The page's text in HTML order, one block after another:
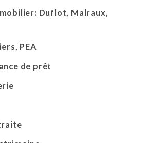
Duflot, Malraux,
PEA
de prêt